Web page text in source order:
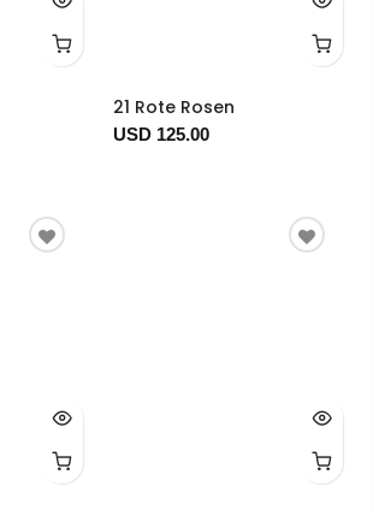
21 Rote Rosen
USD 125.00